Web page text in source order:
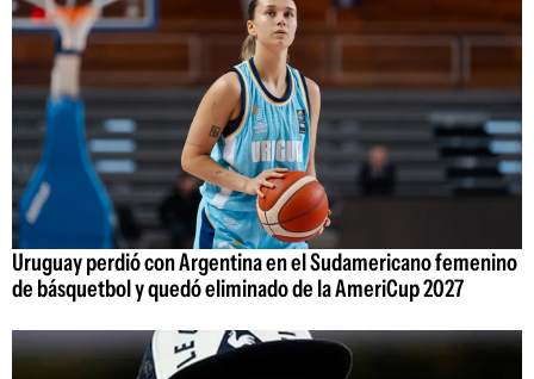
Uruguay perdió con Argentina en el Sudamericano femenino
de básquetbol y quedó eliminado de la AmeriCup 2027